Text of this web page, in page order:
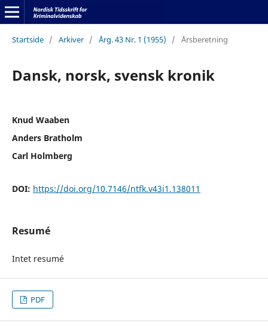
Startside / Arkiver / Årg. 43 Nr. 1 (1955) / Årsberetning
Dansk, norsk, svensk kronik
Knud Waaben
Anders Bratholm
Carl Holmberg
DOI: https://doi.org/10.7146/ntfk.v43i1.138011
Resumé
Intet resumé
PDF